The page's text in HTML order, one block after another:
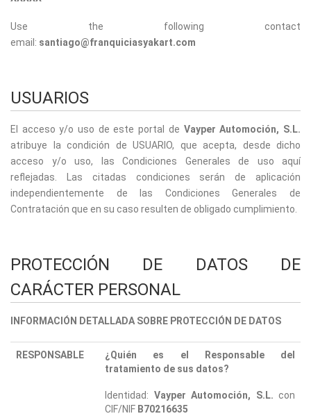
Use the following contact
email: santiago@franquiciasyakart.com
USUARIOS
El acceso y/o uso de este portal de Vayper Automoción, S.L.
atribuye la condición de USUARIO, que acepta, desde dicho
acceso y/o uso, las Condiciones Generales de uso aquí
reflejadas. Las citadas condiciones serán de aplicación
independientemente de las Condiciones Generales de
Contratación que en su caso resulten de obligado cumplimiento.
PROTECCIÓN DE DATOS DE
CARÁCTER PERSONAL
INFORMACIÓN DETALLADA SOBRE PROTECCIÓN DE DATOS
RESPONSABLE
¿Quién es el Responsable del
tratamiento de sus datos?
Identidad: Vayper Automoción, S.L. con
CIF/NIF B70216635